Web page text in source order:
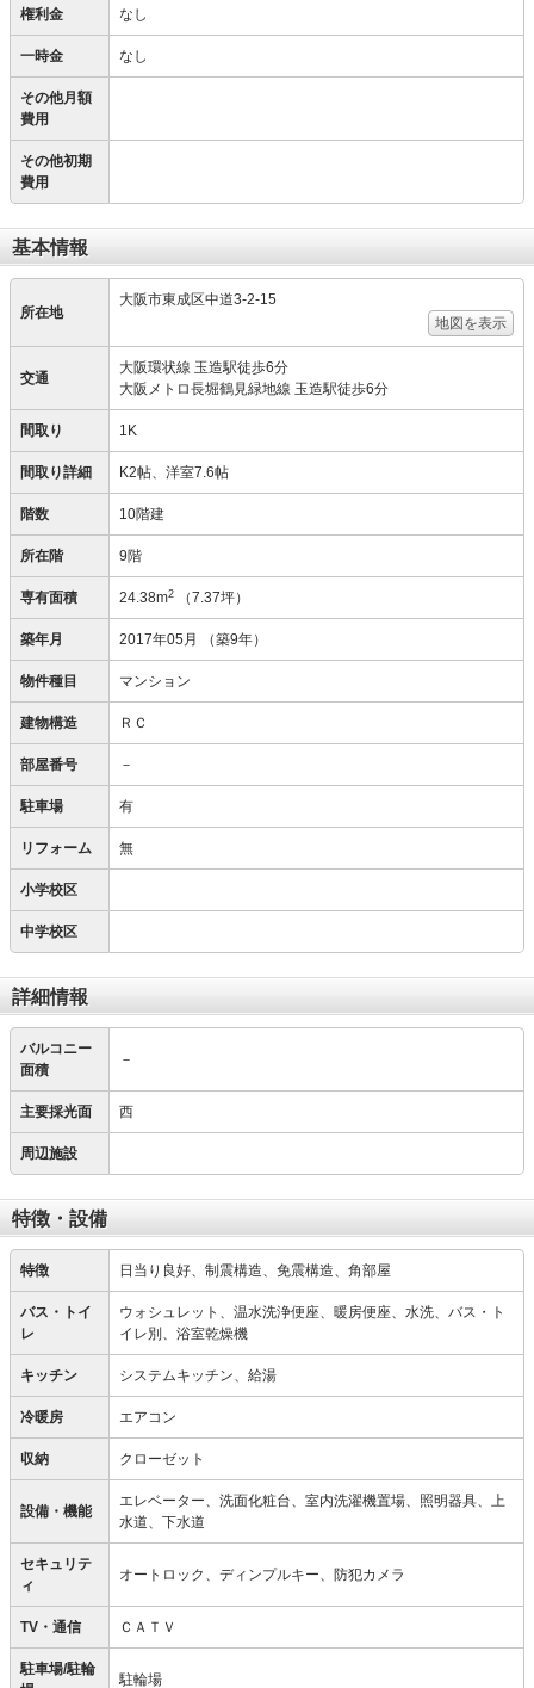
権利金 なし
一時金 なし
その他月額
費用
その他初期
費用
基本情報
所在地
大阪市東成区中道3-2-15
地図を表示
交通
大阪環状線 玉造駅徒歩6分
大阪メトロ長堀鶴見緑地線 玉造駅徒歩6分
間取り 1K
間取り詳細 K2帖、洋室7.6帖
階数 10階建
所在階 9階
専有面積 24.38m2 （7.37坪）
築年月 2017年05月 （築9年）
物件種目 マンション
建物構造 ＲＣ
部屋番号 －
駐車場 有
リフォーム 無
小学校区
中学校区
詳細情報
バルコニー
面積
－
主要採光面 西
周辺施設
特徴・設備
特徴 日当り良好、制震構造、免震構造、角部屋
バス・トイ
レ
ウォシュレット、温水洗浄便座、暖房便座、水洗、バス・ト
イレ別、浴室乾燥機
キッチン システムキッチン、給湯
冷暖房 エアコン
収納 クローゼット
設備・機能
エレベーター、洗面化粧台、室内洗濯機置場、照明器具、上
水道、下水道
セキュリテ
ィ
オートロック、ディンプルキー、防犯カメラ
TV・通信 ＣＡＴＶ
駐車場/駐輪
駐輪場